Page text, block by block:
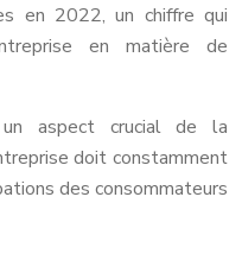
en 2022, un chiffre qui
en matière de
aspect crucial de la
doit constamment
des consommateurs